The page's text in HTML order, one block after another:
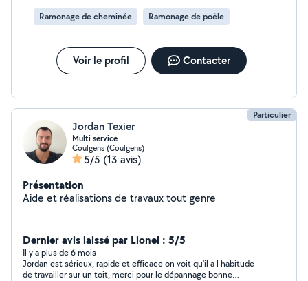
Ramonage de cheminée Ramonage de poêle
Voir le profil Contacter
Particulier
Jordan Texier
Multi service
Coulgens (Coulgens)
5/5 (13 avis)
Présentation
Aide et réalisations de travaux tout genre
Dernier avis laissé par Lionel : 5/5
Il y a plus de 6 mois
Jordan est sérieux, rapide et efficace on voit qu'il a l habitude
de travailler sur un toit, merci pour le dépannage bonne